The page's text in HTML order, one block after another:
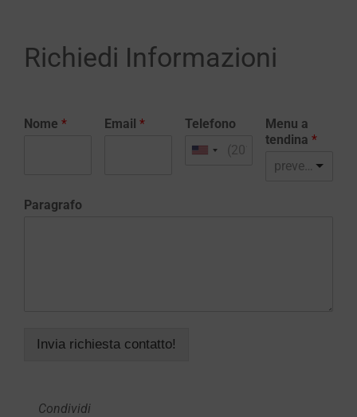
Richiedi Informazioni
Nome * Email * Telefono
Menu a
tendina *
preventivo realizzazione sito web
Paragrafo
Invia richiesta contatto!
Condividi